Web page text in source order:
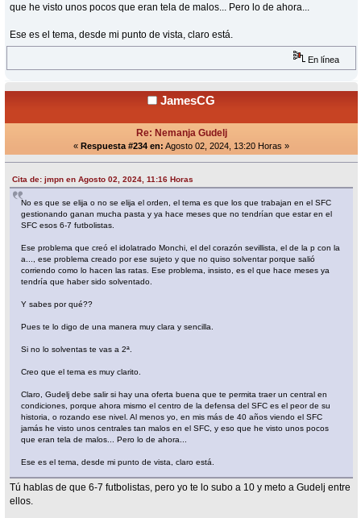
que he visto unos pocos que eran tela de malos... Pero lo de ahora...
Ese es el tema, desde mi punto de vista, claro está.
En línea
JamesCG
Re: Nemanja Gudelj
« Respuesta #234 en: Agosto 02, 2024, 13:20 Horas »
Cita de: jmpn en Agosto 02, 2024, 11:16 Horas
No es que se elija o no se elija el orden, el tema es que los que trabajan en el SFC
gestionando ganan mucha pasta y ya hace meses que no tendrían que estar en el
SFC esos 6-7 futbolistas.
Ese problema que creó el idolatrado Monchi, el del corazón sevillista, el de la p con la
a..., ese problema creado por ese sujeto y que no quiso solventar porque salió
corriendo como lo hacen las ratas. Ese problema, insisto, es el que hace meses ya
tendría que haber sido solventado.
Y sabes por qué??
Pues te lo digo de una manera muy clara y sencilla.
Si no lo solventas te vas a 2ª.
Creo que el tema es muy clarito.
Claro, Gudelj debe salir si hay una oferta buena que te permita traer un central en
condiciones, porque ahora mismo el centro de la defensa del SFC es el peor de su
historia, o rozando ese nivel. Al menos yo, en mis más de 40 años viendo el SFC
jamás he visto unos centrales tan malos en el SFC, y eso que he visto unos pocos
que eran tela de malos... Pero lo de ahora...
Ese es el tema, desde mi punto de vista, claro está.
Tú hablas de que 6-7 futbolistas, pero yo te lo subo a 10 y meto a Gudelj entre
ellos.